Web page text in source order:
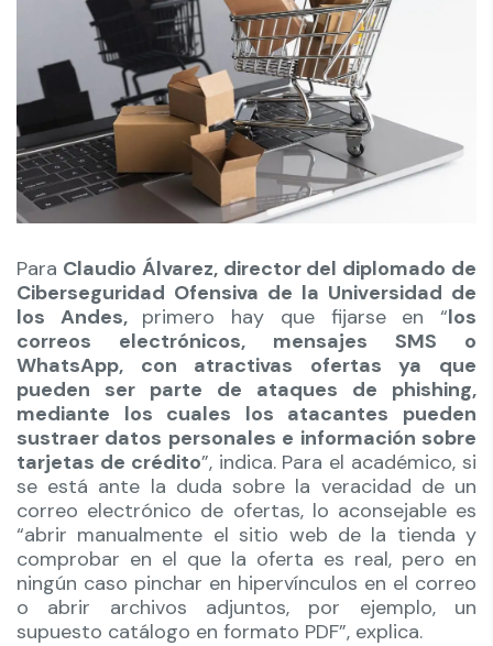
Para Claudio Álvarez, director del diplomado de
Ciberseguridad Ofensiva de la Universidad de
los Andes, primero hay que fijarse en “los
correos electrónicos, mensajes SMS o
WhatsApp, con atractivas ofertas ya que
pueden ser parte de ataques de phishing,
mediante los cuales los atacantes pueden
sustraer datos personales e información sobre
tarjetas de crédito”, indica. Para el académico, si
se está ante la duda sobre la veracidad de un
correo electrónico de ofertas, lo aconsejable es
“abrir manualmente el sitio web de la tienda y
comprobar en el que la oferta es real, pero en
ningún caso pinchar en hipervínculos en el correo
o abrir archivos adjuntos, por ejemplo, un
supuesto catálogo en formato PDF”, explica.